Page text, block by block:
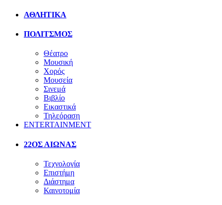
ΑΘΛΗΤΙΚΑ
ΠΟΛΙΤΣΜΟΣ
Θέατρο
Μουσική
Χορός
Μουσεία
Σινεμά
Βιβλίο
Εικαστικά
Τηλεόραση
ENTERTAINMENT
22ΟΣ ΑΙΩΝΑΣ
Τεχνολογία
Επιστήμη
Διάστημα
Καινοτομία